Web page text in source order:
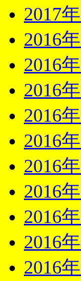
2017
2016
2016
2016
2016
2016
2016
2016
2016
2016
2016